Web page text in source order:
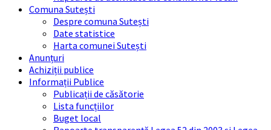
Comuna Sutești
Despre comuna Sutești
Date statistice
Harta comunei Sutești
Anunțuri
Achiziții publice
Informații Publice
Publicații de căsătorie
Lista funcțiilor
Buget local